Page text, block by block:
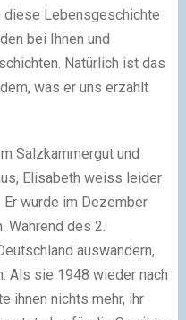
diese Lebensgeschichte
bei Ihnen und
Natürlich ist das
was er uns erzählt
Salzkammergut und
Elisabeth weiss leider
wurde im Dezember
Während des 2.
auswandern,
Als sie 1948 wieder nach
ihnen nichts mehr, ihr